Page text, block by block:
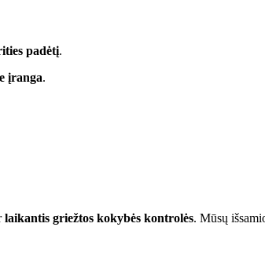
padėtį.
įranga.
laikantis griežtos kokybės kontrolės. Mūsų